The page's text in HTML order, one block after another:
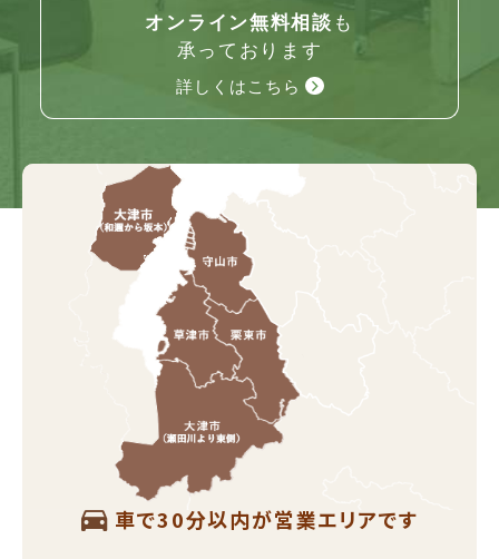
オンライン無料相談 も
承っております
詳しくはこちら
車で30分以内が営業エリアです